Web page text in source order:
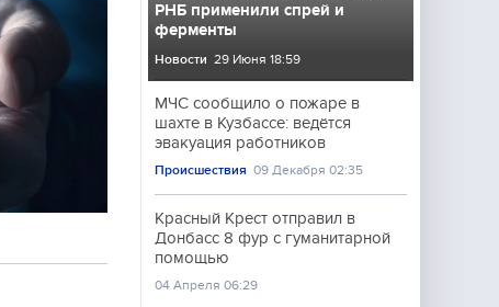
РНБ применили спрей и
ферменты
Новости 29 Июня 18:59
МЧС сообщило о пожаре в
шахте в Кузбассе: ведётся
эвакуация работников
Происшествия 09 Декабря 02:35
Красный Крест отправил в
Донбасс 8 фур с гуманитарной
помощью
04 Апреля 06:29